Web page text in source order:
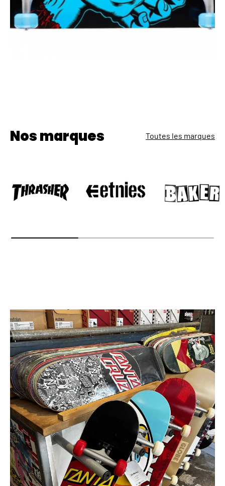
Nos marques Toutes les marques